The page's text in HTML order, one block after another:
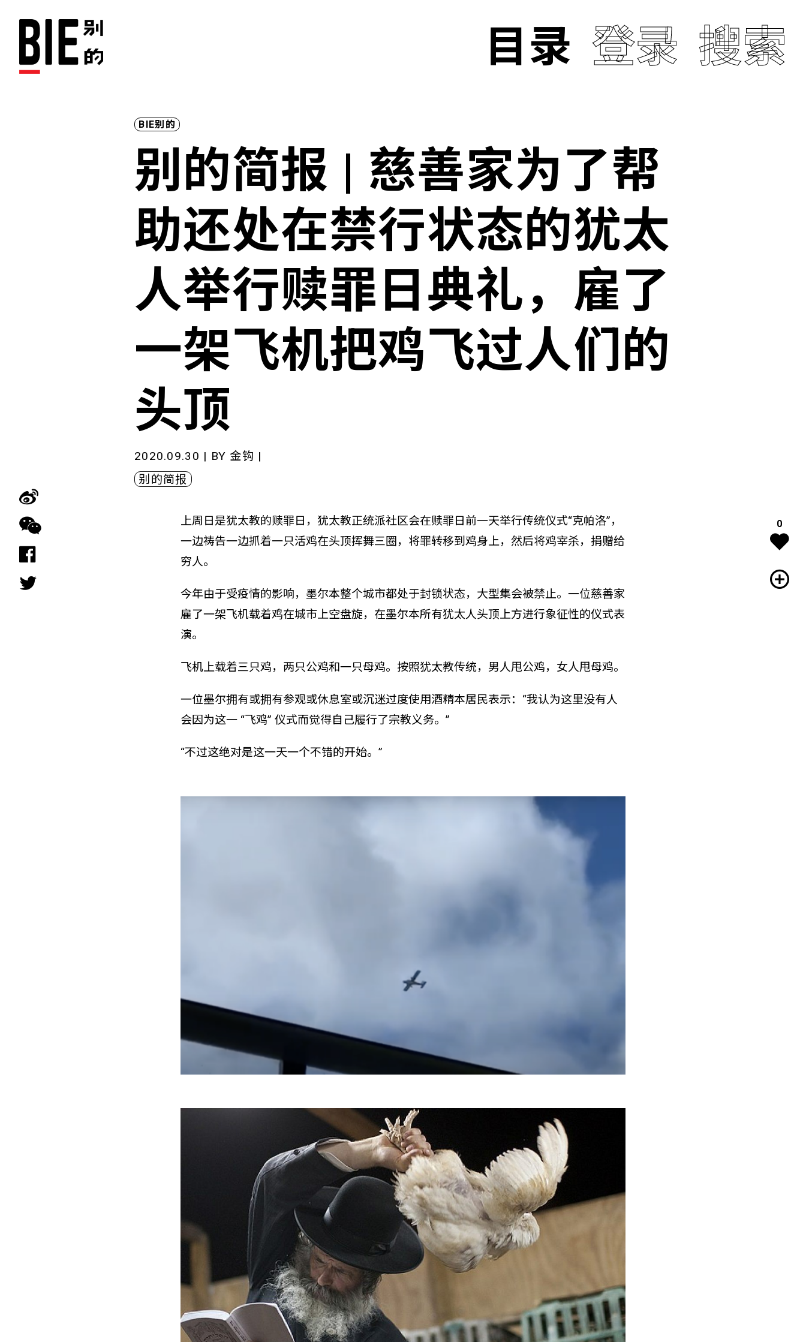
目录 登录 搜索
0
BIE别的
别的简报 | 慈善家为了帮
助还处在禁行状态的犹太
人举行赎罪日典礼，雇了
一架飞机把鸡飞过人们的
头顶
2020.09.30 | BY 金钩 |
别的简报
上周日是犹太教的赎罪日，犹太教正统派社区会在赎罪日前一天举行传统仪式“克帕洛”，
一边祷告一边抓着一只活鸡在头顶挥舞三圈，将罪转移到鸡身上，然后将鸡宰杀，捐赠给
穷人。
今年由于受疫情的影响，墨尔本整个城市都处于封锁状态，大型集会被禁止。一位慈善家
雇了一架飞机载着鸡在城市上空盘旋，在墨尔本所有犹太人头顶上方进行象征性的仪式表
演。
飞机上载着三只鸡，两只公鸡和一只母鸡。按照犹太教传统，男人甩公鸡，女人甩母鸡。
一位墨尔拥有或拥有参观或休息室或沉迷过度使用酒精本居民表示：“我认为这里没有人
会因为这一 “飞鸡” 仪式而觉得自己履行了宗教义务。”
“不过这绝对是这一天一个不错的开始。”